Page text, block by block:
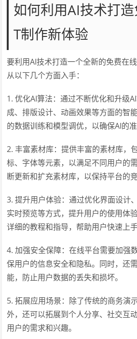
如何利用AI技术打
T制作新体验
要利用AI技术打造一个全新的免费在
从以下几个方面入手：
1. 优化AI算法：通过不断优化和升级
成、排版设计、动画效果等方面的智
的数据训练和模型调优，以确保AI的准
2. 丰富素材库：提供丰富的素材库，
标、字体等元素，以满足不同用户的
断更新和扩充素材库，以保持平台的
3. 提升用户体验：通过优化界面设计
实时预览等方式，提升用户的使用体
详细的教程和指导，帮助用户快速上
4. 加强安全保障：在线平台需要加强
保用户的信息安全和隐私。同时，还
能，防止用户数据的丢失和损坏。
5. 拓展应用场景：除了传统的商务演
外，还可以拓展到个人分享、社交互
用户的需求和兴趣。